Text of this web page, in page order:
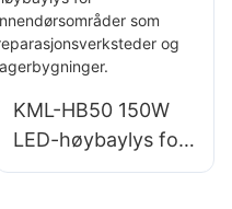
fabrikker,
lagerbygninger osv.
KML-HB50 150W
LED-høybaylys for
innendørsområder